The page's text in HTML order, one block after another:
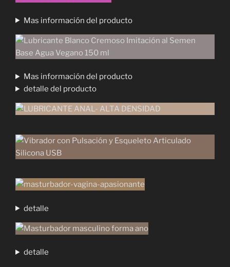
Mas información del producto
Mas información del producto
detalle del producto
detalle
detalle